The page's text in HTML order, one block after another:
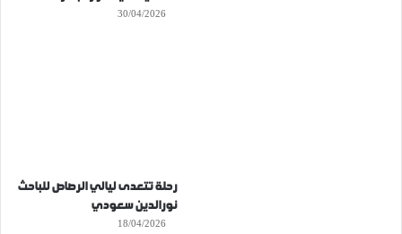
30/04/2026
رحلة تتعدى ليالي الرصاص للباحث
نورالدين سعودي
18/04/2026